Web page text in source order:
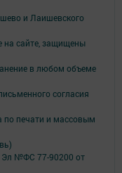
и Лаишевского
сайте, защищены
в любом объеме
согласия
по печати и массовым
Эл №ФC 77-90200 от